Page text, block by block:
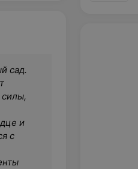
сад.
силы,
и
с